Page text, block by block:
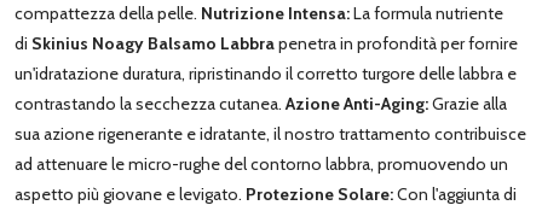
compattezza della pelle. Nutrizione Intensa:La formula nutriente
di Skinius Noagy Balsamo Labbrapenetra in profondità per fornire
un'idratazione duratura, ripristinando il corretto turgore delle labbra e
contrastando la secchezza cutanea.Azione Anti-Aging:Grazie alla
sua azione rigenerante e idratante, il nostro trattamento contribuisce
ad attenuare le micro-rughe del contorno labbra, promuovendo un
aspetto più giovane e levigato. Protezione Solare:Con l'aggiunta di